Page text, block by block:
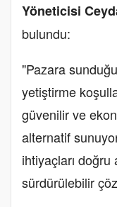
Yöneticisi
bulundu:
"Pazara
yetiştirme
güvenilir ve
alternatif
ihtiyaçları
sürdürülebilir